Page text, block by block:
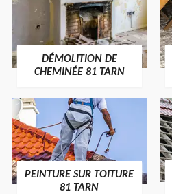
DÉMOLITION DE
CHEMINÉE 81 TARN
PEINTURE SUR TOITURE
81 TARN